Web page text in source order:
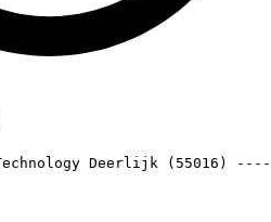
Deerlijk (55016)